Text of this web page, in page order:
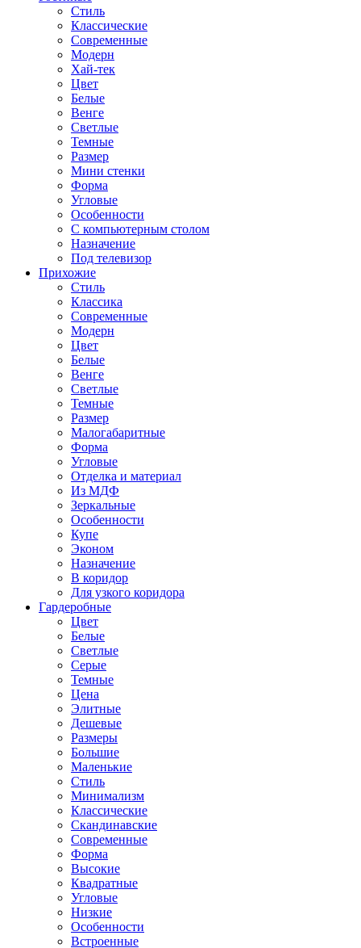
Стиль
Классические
Современные
Модерн
Хай-тек
Цвет
Белые
Венге
Светлые
Темные
Размер
Мини стенки
Форма
Угловые
Особенности
С компьютерным столом
Назначение
Под телевизор
Прихожие
Стиль
Классика
Современные
Модерн
Цвет
Белые
Венге
Светлые
Темные
Размер
Малогабаритные
Форма
Угловые
Отделка и материал
Из МДФ
Зеркальные
Особенности
Купе
Эконом
Назначение
В коридор
Для узкого коридора
Гардеробные
Цвет
Белые
Светлые
Серые
Темные
Цена
Элитные
Дешевые
Размеры
Большие
Маленькие
Стиль
Минимализм
Классические
Скандинавские
Современные
Форма
Высокие
Квадратные
Угловые
Низкие
Особенности
Встроенные